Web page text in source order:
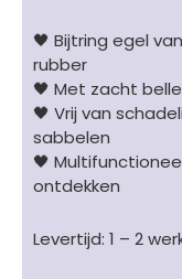
🖤 Bijtring egel
rubber
🖤 Met zacht
🖤 Vrij van
sabbelen
🖤
ontdekken
Levertijd: 1 – 2